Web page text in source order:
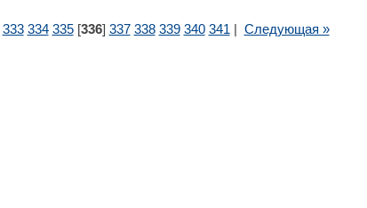
333 334 335[336] 337 338 339 340 341 Следующая »